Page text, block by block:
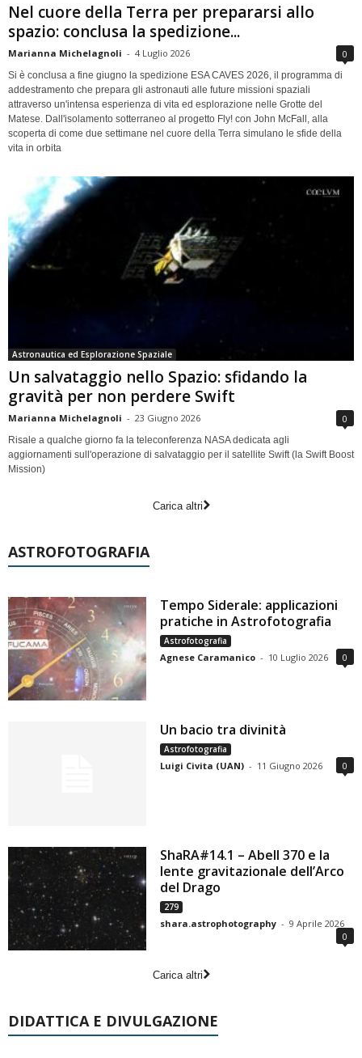
Nel cuore della Terra per prepararsi allo
spazio: conclusa la spedizione...
Marianna Michelagnoli - 4 Luglio 2026 0
Si è conclusa a fine giugno la spedizione ESA CAVES 2026, il programma di
addestramento che prepara gli astronauti alle future missioni spaziali
attraverso un'intensa esperienza di vita ed esplorazione nelle Grotte del
Matese. Dall'isolamento sotterraneo al progetto Fly! con John McFall, alla
scoperta di come due settimane nel cuore della Terra simulano le sfide della
vita in orbita
Astronautica ed Esplorazione Spaziale
Un salvataggio nello Spazio: sfidando la
gravità per non perdere Swift
Marianna Michelagnoli - 23 Giugno 2026 0
Risale a qualche giorno fa la teleconferenza NASA dedicata agli
aggiornamenti sull'operazione di salvataggio per il satellite Swift (la Swift Boost
Mission)
Carica altri
ASTROFOTOGRAFIA
Tempo Siderale: applicazioni
pratiche in Astrofotografia
Astrofotografia
Agnese Caramanico - 10 Luglio 2026 0
Un bacio tra divinità
Astrofotografia
Luigi Civita (UAN) - 11 Giugno 2026 0
ShaRA#14.1 – Abell 370 e la
lente gravitazionale dell’Arco
del Drago
279
shara.astrophotography - 9 Aprile 2026
0
Carica altri
DIDATTICA E DIVULGAZIONE